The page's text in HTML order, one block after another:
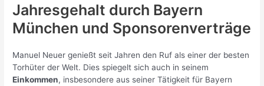
Jahresgehalt durch Bayern
München und Sponsorenverträge
Manuel Neuer genießt seit Jahren den Ruf als einer der besten
Torhüter der Welt. Dies spiegelt sich auch in seinem
Einkommen, insbesondere aus seiner Tätigkeit für Bayern